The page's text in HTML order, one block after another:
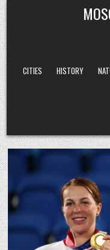
Skip
to
content
CITIES
HISTORY